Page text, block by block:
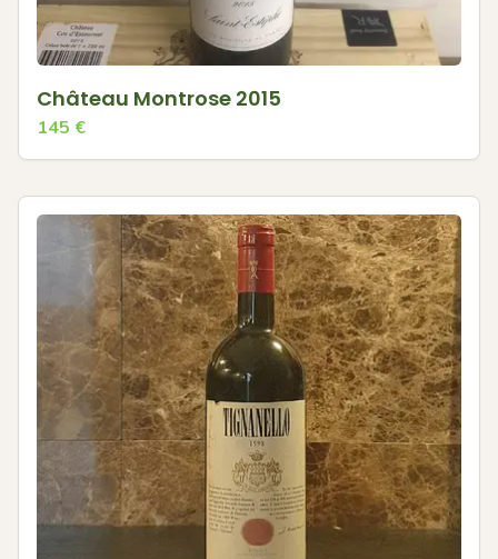
Château Montrose 2015
145 €